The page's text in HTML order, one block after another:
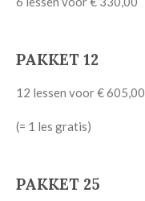
PAKKET 12
12 lessen voor € 605,00
(= 1 les gratis)
PAKKET 25